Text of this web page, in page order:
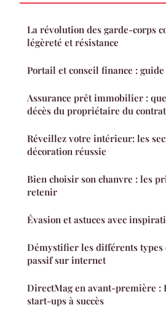
La révolution des garde-corps
légèreté et résistance
Portail et conseil finance :
Assurance prêt immobilier :
décès du propriétaire du
Réveillez votre intérieur: les
décoration réussie
Bien choisir son chanvre : les
retenir
Évasion et astuces avec
Démystifier les différents types
passif sur internet
DirectMag en avant-première :
start-ups à succès